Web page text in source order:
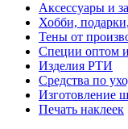
Аксессуары и
Хобби,
Тены от
Специи оптом
Изделия РТИ
Средства по
Изготовление
Печать наклеек